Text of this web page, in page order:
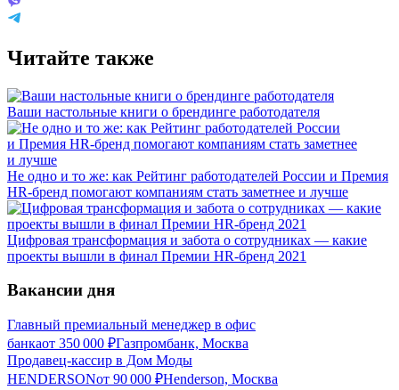
Читайте также
Ваши настольные книги о брендинге работодателя
Не одно и то же: как Рейтинг работодателей России и Премия
HR-бренд помогают компаниям стать заметнее и лучше
Цифровая трансформация и забота о сотрудниках — какие
проекты вышли в финал Премии HR-бренд 2021
Вакансии дня
Главный премиальный менеджер в офис
банкаот 350 000 ₽Газпромбанк, Москва
Продавец-кассир в Дом Моды
HENDERSONот 90 000 ₽Henderson, Москва